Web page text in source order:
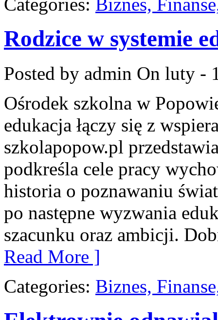
Rodzice w systemie
Posted by admin On luty -
Ośrodek szkolna w
edukacja łączy się z
szkolapopow.pl
podkreśla cele pracy
historia o poznawaniu
po następne wyzwania
szacunku oraz ambicji.
Read More ]
Categories: Biznes,